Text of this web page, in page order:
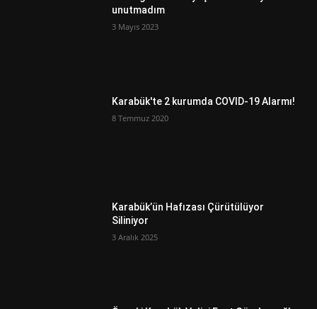
unutmadım
3 Mayıs 2023
Karabük'te 2 kurumda COVID-19 Alarmı!
8 Temmuz 2020
Karabük’ün Hafızası Çürütülüyor
Siliniyor
3 Aralık 2025